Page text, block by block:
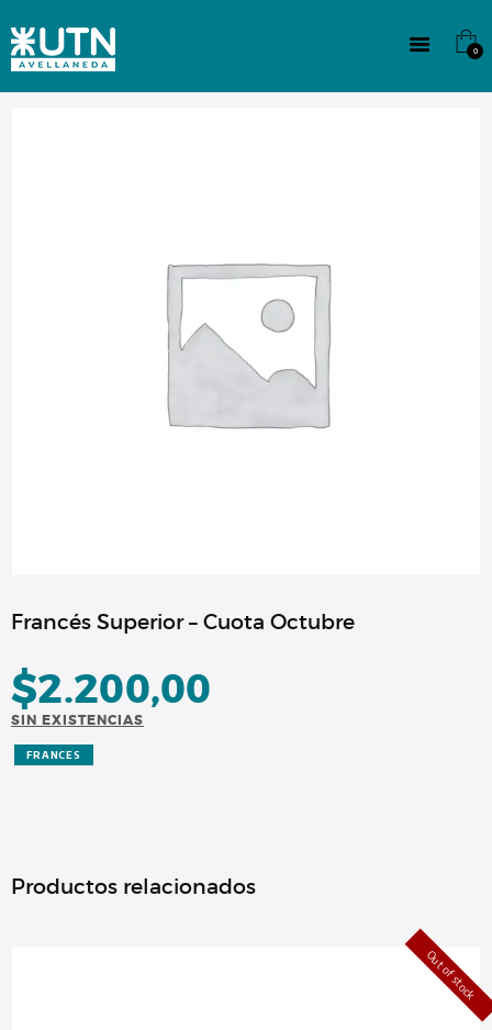
0
CULTURA
Francés Superior – Cuota Octubre
$2.200,00
SIN EXISTENCIAS
FRANCES
Productos relacionados
Out of stock